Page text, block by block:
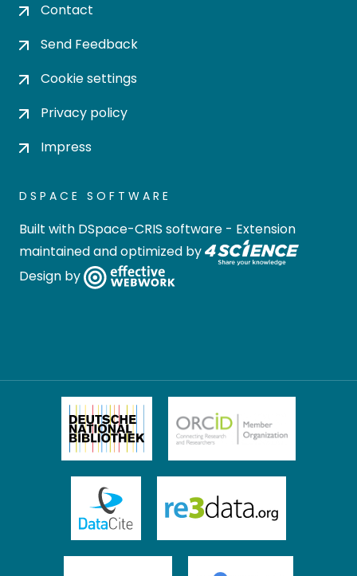
Contact
Send Feedback
Cookie settings
Privacy policy
Impress
DSPACE SOFTWARE
Built with DSpace-CRIS software - Extension
maintained and optimized by
Design by